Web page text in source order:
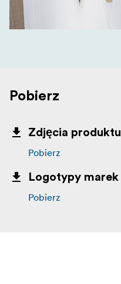
Pobierz
Zdjęcia produktu
Pobierz
Logotypy marek
Pobierz